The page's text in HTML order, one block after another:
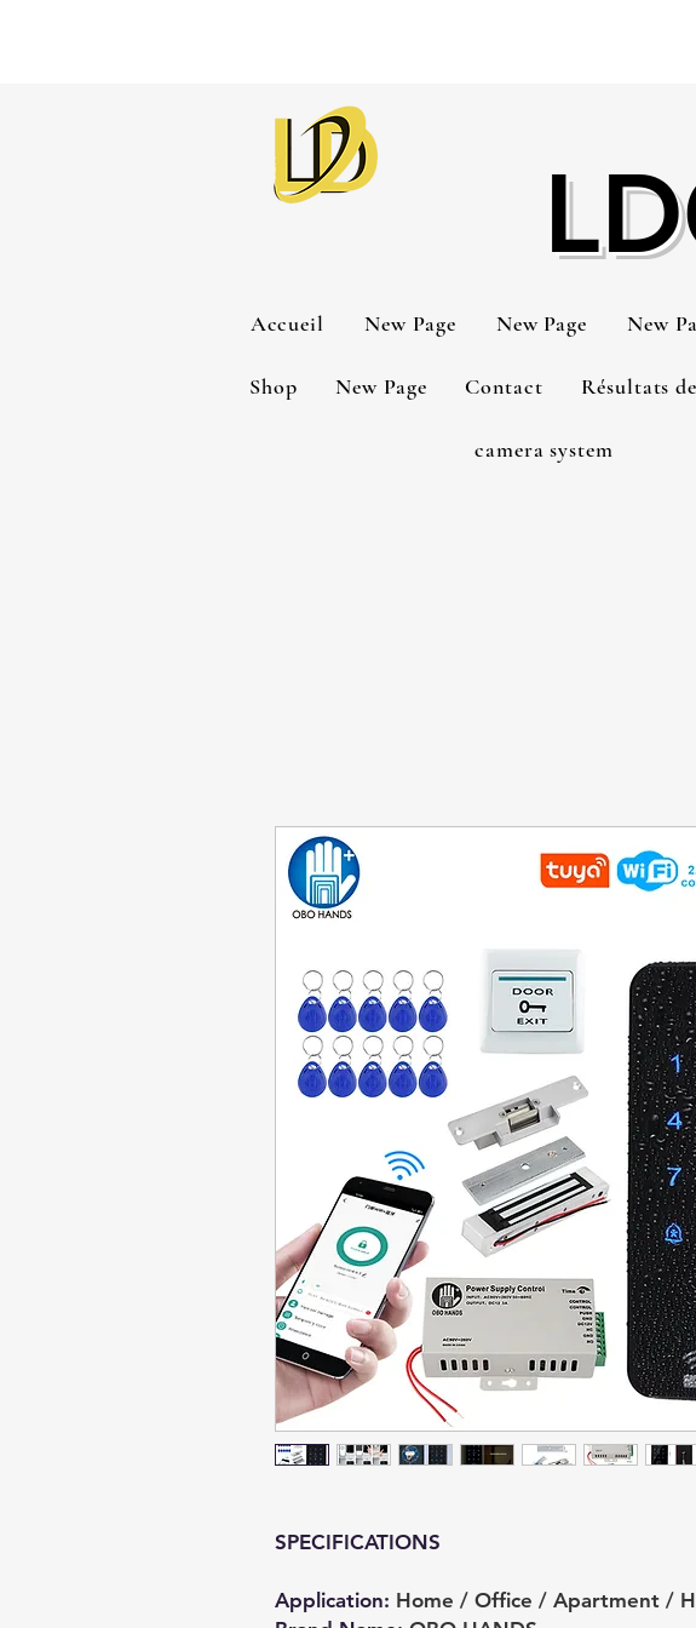
Accueil New Page New Page New
Shop New Page Contact Résultats
camera system
SPECIFICATIONS
Application: Home / Office / Apartment /